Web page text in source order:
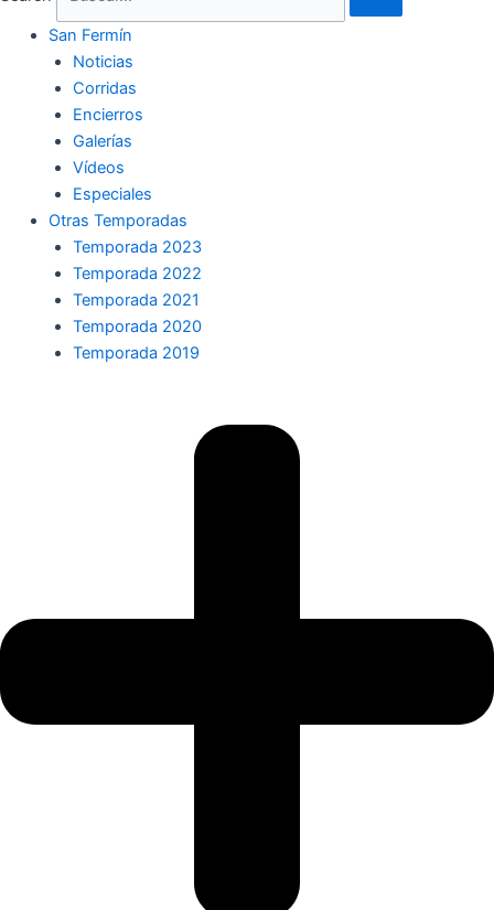
San Fermín
Noticias
Corridas
Encierros
Galerías
Vídeos
Especiales
Otras Temporadas
Temporada 2023
Temporada 2022
Temporada 2021
Temporada 2020
Temporada 2019